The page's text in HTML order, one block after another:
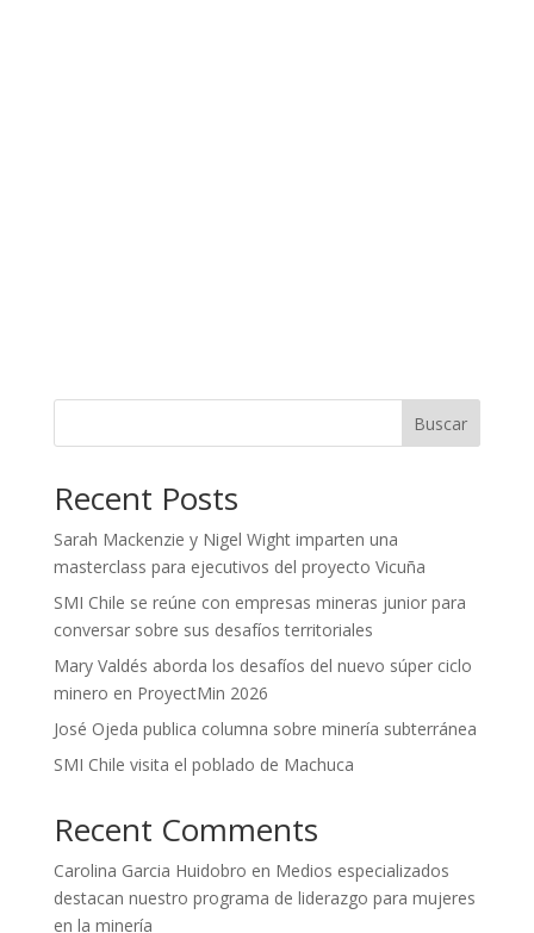
Buscar
Recent Posts
Sarah Mackenzie y Nigel Wight imparten una
masterclass para ejecutivos del proyecto Vicuña
SMI Chile se reúne con empresas mineras junior para
conversar sobre sus desafíos territoriales
Mary Valdés aborda los desafíos del nuevo súper ciclo
minero en ProyectMin 2026
José Ojeda publica columna sobre minería subterránea
SMI Chile visita el poblado de Machuca
Recent Comments
Carolina Garcia Huidobro en Medios especializados
destacan nuestro programa de liderazgo para mujeres
en la minería